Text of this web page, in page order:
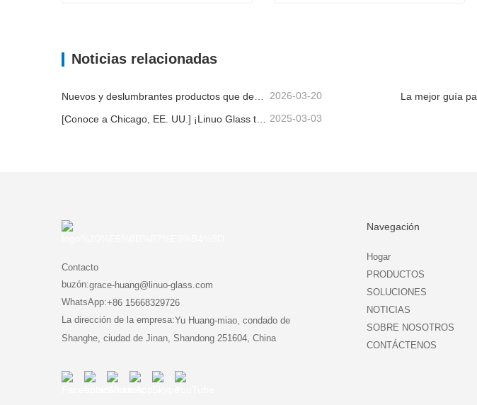
Noticias relacionadas
2026-03-20
[Conoce a Chicago, EE. UU.] ¡Linuo Glass te invita a reunir un espectáculo casero inspirado en Chicago! 2025-03-03
Contacto
buzón:grace-huang@linuo-glass.com
WhatsApp:+86 15668329726
La dirección de la empresa:Yu Huang-miao, condado de
Shanghe, ciudad de Jinan, Shandong 251604, China
Navegación
Hogar
PRODUCTOS
SOLUCIONES
NOTICIAS
SOBRE NOSOTROS
CONTÁCTENOS